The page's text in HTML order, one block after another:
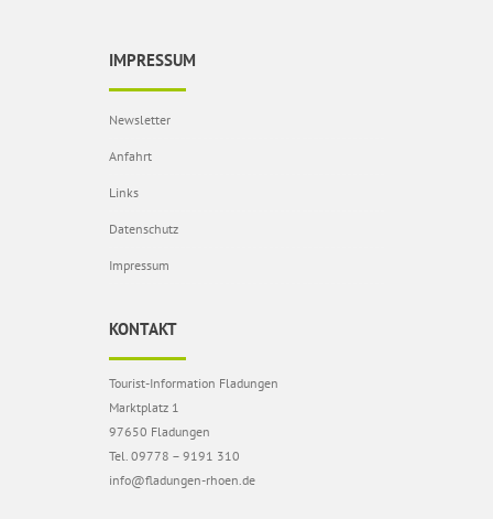
IMPRESSUM
Newsletter
Anfahrt
Links
Datenschutz
Impressum
KONTAKT
Tourist-Information Fladungen
Marktplatz 1
97650 Fladungen
Tel. 09778 – 9191 310
info@fladungen-rhoen.de